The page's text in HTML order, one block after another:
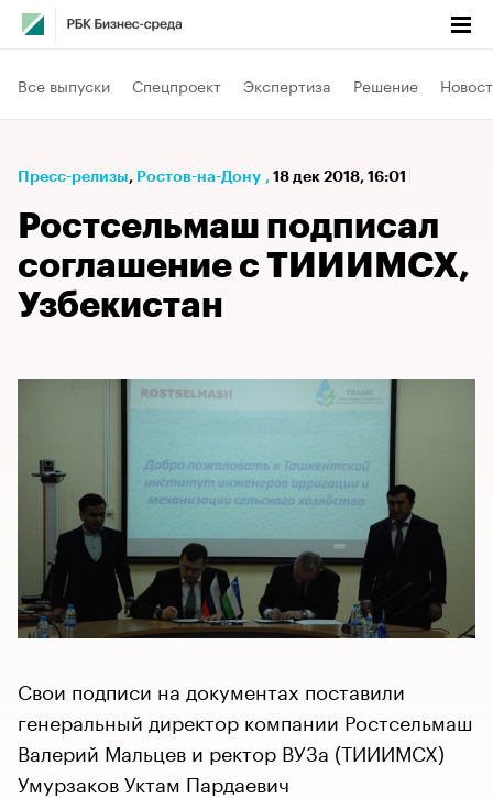
Все выпуски Спецпроект Экспертиза Решение
Пресс-релизы⁠, Ростов-на-Дону , 18 дек 2018, 16:01
Ростсельмаш подписал
соглашение с ТИИИМСХ,
Узбекистан
Свои подписи на документах поставили
генеральный директор компании Ростсельмаш
Валерий Мальцев и ректор ВУЗа (ТИИИМСХ)
Умурзаков Уктам Пардаевич